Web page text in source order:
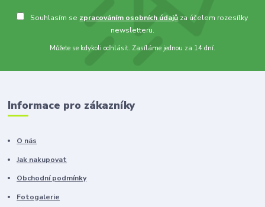
Souhlasím se zpracováním osobních údajů za účelem rozesílky
newsletteru.
Můžete se kdykoli odhlásit. Zasíláme jednou za 14 dní.
Informace pro zákazníky
O nás
Jak nakupovat
Obchodní podmínky
Fotogalerie